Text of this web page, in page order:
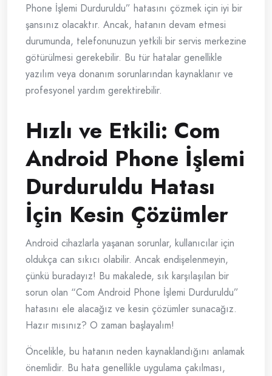
Phone İşlemi Durduruldu” hatasını çözmek için iyi bir
şansınız olacaktır. Ancak, hatanın devam etmesi
durumunda, telefonunuzun yetkili bir servis merkezine
götürülmesi gerekebilir. Bu tür hatalar genellikle
yazılım veya donanım sorunlarından kaynaklanır ve
profesyonel yardım gerektirebilir.
Hızlı ve Etkili: Com
Android Phone İşlemi
Durduruldu Hatası
İçin Kesin Çözümler
Android cihazlarla yaşanan sorunlar, kullanıcılar için
oldukça can sıkıcı olabilir. Ancak endişelenmeyin,
çünkü buradayız! Bu makalede, sık karşılaşılan bir
sorun olan “Com Android Phone İşlemi Durduruldu”
hatasını ele alacağız ve kesin çözümler sunacağız.
Hazır mısınız? O zaman başlayalım!
Öncelikle, bu hatanın neden kaynaklandığını anlamak
önemlidir. Bu hata genellikle uygulama çakılması,